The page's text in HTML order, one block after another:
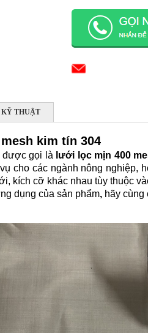
KỸ THUẬT
kim tín 304
được gọi là lưới lọc mịn 400
cho các ngành nông
kích cỡ khác nhau tùy thuộc
dụng của sản phẩm, hãy cùng